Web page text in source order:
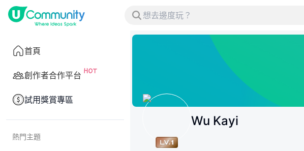
首頁
創作者合作平台
試用獎賞專區
熱門主題
Wu Kayi